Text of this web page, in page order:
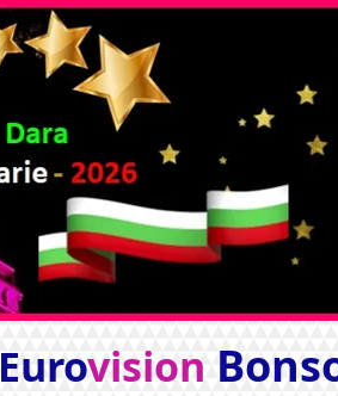
Eurovision